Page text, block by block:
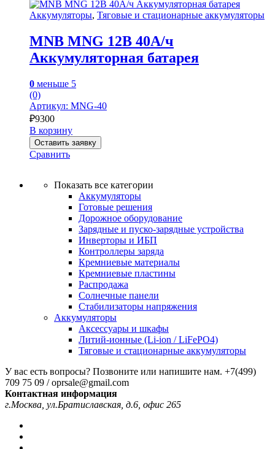
Аккумуляторы, Тяговые и стационарные аккумуляторы
MNB MNG 12В 40А/ч
Аккумуляторная батарея
0 меньше 5
(0)
Артикул: MNG-40
₽9300
В корзину
Оставить заявку
Сравнить
Показать все категории
Аккумуляторы
Готовые решения
Дорожное оборудование
Зарядные и пуско-зарядные устройства
Инверторы и ИБП
Контроллеры заряда
Кремниевые материалы
Кремниевые пластины
Распродажа
Солнечные панели
Стабилизаторы напряжения
Аккумуляторы
Аксессуары и шкафы
Литий-ионные (Li-ion / LiFePO4)
Тяговые и стационарные аккумуляторы
У вас есть вопросы? Позвоните или напишите нам. +7(499)
709 75 09 / oprsale@gmail.com
Контактная информация
г.Москва, ул.Братиславская, д.6, офис 265